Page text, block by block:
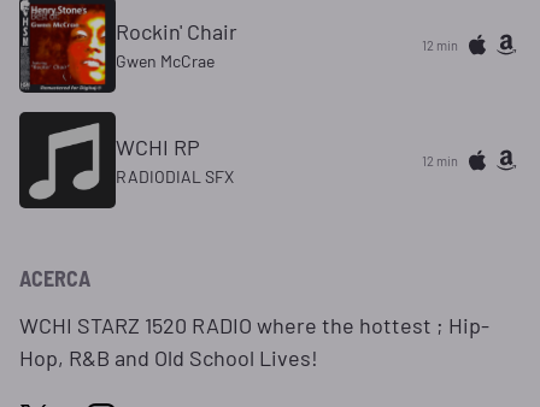
Rockin' Chair
Gwen McCrae
12 min
WCHI RP
RADIODIAL SFX
12 min
ACERCA
WCHI STARZ 1520 RADIO where the hottest ; Hip-
Hop, R&B and Old School Lives!